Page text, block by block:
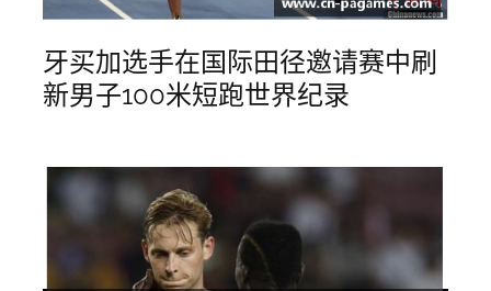
牙买加选手在国际田径邀请赛中刷
新男子100米短跑世界纪录